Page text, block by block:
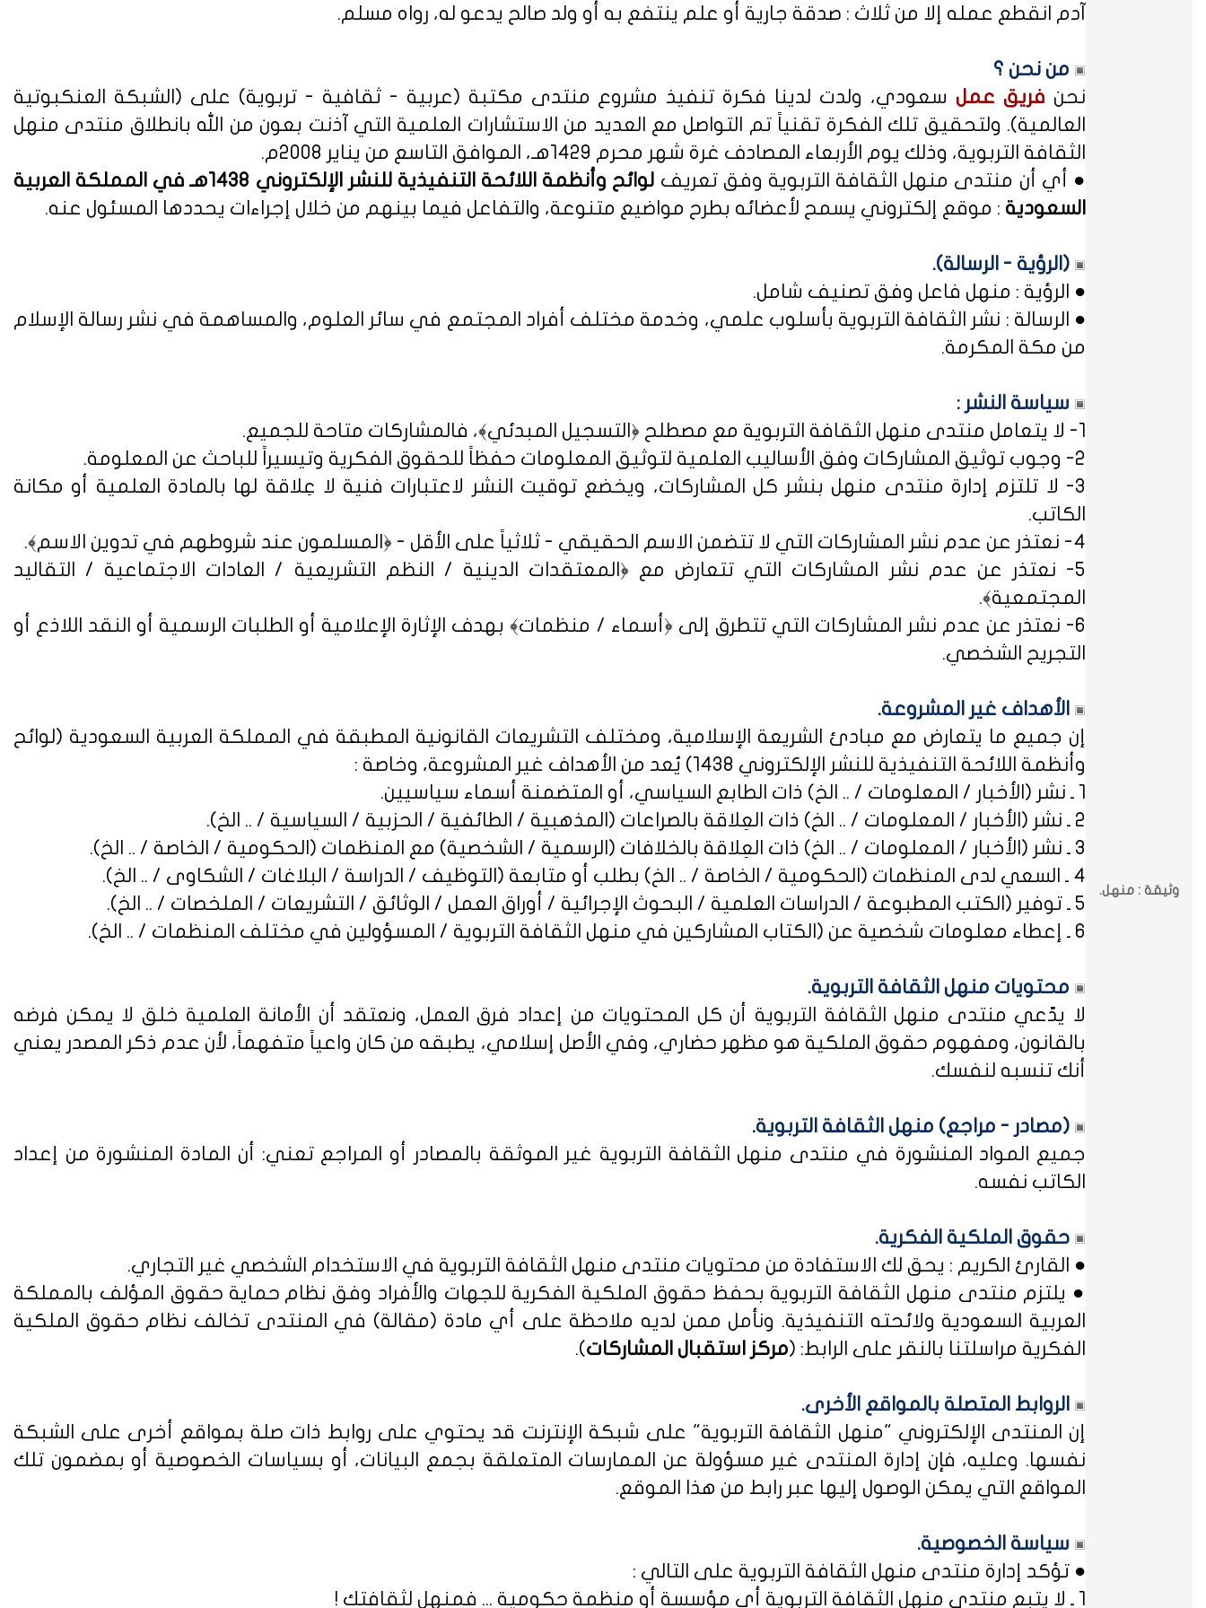
وثيقة : منهل.
آدم انقطع عمله إلا من ثلاث : صدقة جارية أو علم ينتفع به أو ولد صالح يدعو له، رواه مسلم.
من نحن ؟
نحن فريق عمل سعودي، ولدت لدينا فكرة تنفيذ مشروع منتدى مكتبة (عربية - ثقافية - تربوية) على (الشبكة العنكبوتية
العالمية). ولتحقيق تلك الفكرة تقنياً تم التواصل مع العديد من الاستشارات العلمية التي آذنت بعون من الله بانطلاق منتدى منهل
الثقافة التربوية، وذلك يوم الأربعاء المصادف غرة شهر محرم 1429هـ، الموافق التاسع من يناير 2008م.
● أي أن منتدى منهل الثقافة التربوية وفق تعريف
لوائح وأنظمة اللائحة التنفيذية للنشر الإلكتروني 1438هـ في المملكة العربية
السعودية : موقع إلكتروني يسمح لأعضائه بطرح مواضيع متنوعة، والتفاعل فيما بينهم من خلال إجراءات يحددها المسئول عنه.
(الرؤية - الرسالة).
● الرؤية : منهل فاعل وفق تصنيف شامل.
● الرسالة : نشر الثقافة التربوية بأسلوب علمي، وخدمة مختلف أفراد المجتمع في سائر العلوم، والمساهمة في نشر رسالة الإسلام
من مكة المكرمة.
سياسة النشر :
1- لا يتعامل منتدى منهل الثقافة التربوية مع مصطلح ﴿التسجيل المبدئي﴾، فالمشاركات متاحة للجميع.
2- وجوب توثيق المشاركات وفق الأساليب العلمية لتوثيق المعلومات حفظاً للحقوق الفكرية وتيسيراً للباحث عن المعلومة.
3- لا تلتزم إدارة منتدى منهل بنشر كل المشاركات، ويخضع توقيت النشر لاعتبارات فنية لا عِلاقة لها بالمادة العلمية أو مكانة
الكاتب.
4- نعتذر عن عدم نشر المشاركات التي لا تتضمن الاسم الحقيقي - ثلاثياً على الأقل - ﴿المسلمون عند شروطهم في تدوين الاسم﴾.
5- نعتذر عن عدم نشر المشاركات التي تتعارض مع ﴿المعتقدات الدينية / النظم التشريعية / العادات الاجتماعية / التقاليد
المجتمعية﴾.
6- نعتذر عن عدم نشر المشاركات التي تتطرق إلى ﴿أسماء / منظمات﴾ بهدف الإثارة الإعلامية أو الطلبات الرسمية أو النقد اللاذع أو
التجريح الشخصي.
الأهداف غير المشروعة.
إن جميع ما يتعارض مع مبادئ الشريعة الإسلامية، ومختلف التشريعات القانونية المطبقة في المملكة العربية السعودية (لوائح
وأنظمة اللائحة التنفيذية للنشر الإلكتروني 1438
) يُعد من الأهداف غير المشروعة، وخاصة :
1 ـ نشر (الأخبار / المعلومات / .. الخ) ذات الطابع السياسي، أو المتضمنة أسماء سياسيين.
2 ـ نشر (الأخبار / المعلومات / .. الخ) ذات العِلاقة بالصراعات (المذهبية / الطائفية / الحزبية / السياسية / .. الخ).
3 ـ نشر (الأخبار / المعلومات / .. الخ) ذات العِلاقة بالخلافات (الرسمية / الشخصية) مع المنظمات (الحكومية / الخاصة / .. الخ).
4 ـ السعي لدى المنظمات (الحكومية / الخاصة / .. الخ) بطلب أو متابعة (التوظيف / الدراسة / البلاغات / الشكاوى / .. الخ).
5 ـ توفير (الكتب المطبوعة / الدراسات العلمية / البحوث الإجرائية / أوراق العمل / الوثائق / التشريعات / الملخصات / .. الخ).
6 ـ إعطاء معلومات شخصية عن (الكتاب المشاركين في منهل الثقافة التربوية / المسؤولين في مختلف المنظمات / .. الخ).
محتويات منهل الثقافة التربوية.
لا يدّعي منتدى منهل الثقافة التربوية أن كل المحتويات من إعداد فرق العمل، ونعتقد أن الأمانة العلمية خلق لا يمكن فرضه
بالقانون، ومفهوم حقوق الملكية هو مظهر حضاري، وفي الأصل إسلامي، يطبقه من كان واعياً متفهماً، لأن عدم ذكر المصدر يعني
أنك تنسبه لنفسك.
(مصادر - مراجع) منهل الثقافة التربوية.
جميع المواد المنشورة في منتدى منهل الثقافة التربوية غير الموثقة بالمصادر أو المراجع تعني: أن المادة المنشورة من إعداد
الكاتب نفسه.
حقوق الملكية الفكرية.
● القارئ الكريم : يحق لك الاستفادة من محتويات منتدى منهل الثقافة التربوية في الاستخدام الشخصي غير التجاري.
● يلتزم منتدى منهل الثقافة التربوية بحفظ حقوق الملكية الفكرية للجهات والأفراد وفق نظام حماية حقوق المؤلف بالمملكة
العربية السعودية ولائحته التنفيذية. ونأمل ممن لديه ملاحظة على أي مادة (مقالة) في المنتدى تخالف نظام حقوق الملكية
الفكرية مراسلتنا بالنقر على الرابط: (مركز استقبال المشاركات).
الروابط المتصلة بالمواقع الأخرى.
إن المنتدى الإلكتروني "منهل الثقافة التربوية" على شبكة الإنترنت قد يحتوي على روابط ذات صلة بمواقع أخرى على الشبكة
نفسها. وعليه، فإن إدارة المنتدى غير مسؤولة عن الممارسات المتعلقة بجمع البيانات، أو بسياسات الخصوصية أو بمضمون تلك
المواقع التي يمكن الوصول إليها عبر رابط من هذا الموقع.
سياسة الخصوصية.
● تؤكد إدارة منتدى منهل الثقافة التربوية على التالي :
1 ـ لا يتبع منتدى منهل الثقافة التربوية أي مؤسسة أو منظمة حكومية ... فمنهل لثقافتك !